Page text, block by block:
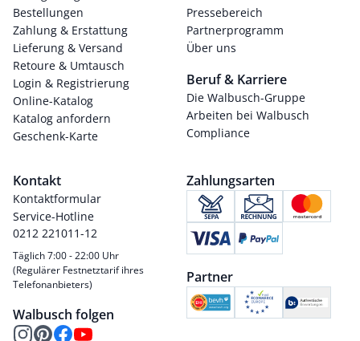
Bestellungen
Zahlung & Erstattung
Lieferung & Versand
Retoure & Umtausch
Login & Registrierung
Online-Katalog
Katalog anfordern
Geschenk-Karte
Pressebereich
Partnerprogramm
Über uns
Beruf & Karriere
Die Walbusch-Gruppe
Arbeiten bei Walbusch
Compliance
Kontakt
Kontaktformular
Service-Hotline
0212 221011-12
Täglich 7:00 - 22:00 Uhr
(Regulärer Festnetztarif ihres
Telefonanbieters)
Walbusch folgen
Zahlungsarten
Partner